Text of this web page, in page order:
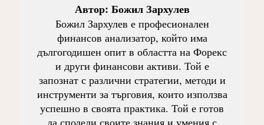
Автор: Божил Зархулев
Божил Зархулев е професионален
финансов анализатор, който има
дългогодишен опит в областта на Форекс
и други финансови активи. Той е
запознат с различни стратегии, методи и
инструменти за търговия, които използва
успешно в своята практика. Той е готов
да сподели своите знания и умения с